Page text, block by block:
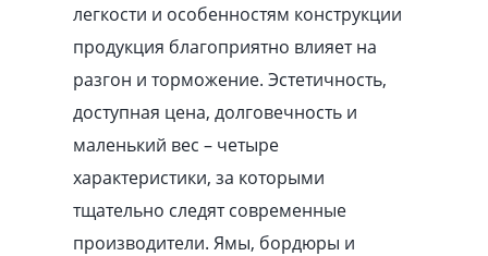
легкости и особенностям конструкции
продукция благоприятно влияет на
разгон и торможение. Эстетичность,
доступная цена, долговечность и
маленький вес – четыре
характеристики, за которыми
тщательно следят современные
производители. Ямы, бордюры и